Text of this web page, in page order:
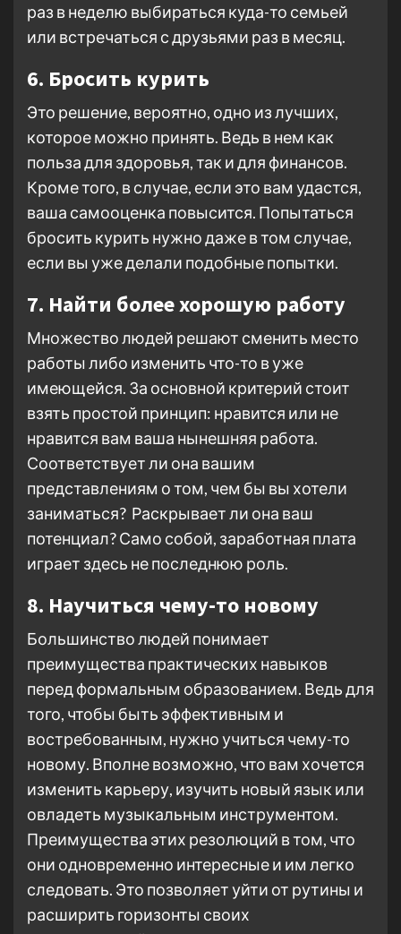
раз в неделю выбираться куда-то семьей
или встречаться с друзьями раз в месяц.
6. Бросить курить
Это решение, вероятно, одно из лучших,
которое можно принять. Ведь в нем как
польза для здоровья, так и для финансов.
Кроме того, в случае, если это вам удастся,
ваша самооценка повысится. Попытаться
бросить курить нужно даже в том случае,
если вы уже делали подобные попытки.
7. Найти более хорошую работу
Множество людей решают сменить место
работы либо изменить что-то в уже
имеющейся. За основной критерий стоит
взять простой принцип: нравится или не
нравится вам ваша нынешняя работа.
Соответствует ли она вашим
представлениям о том, чем бы вы хотели
заниматься? Раскрывает ли она ваш
потенциал? Само собой, заработная плата
играет здесь не последнюю роль.
8. Научиться чему-то новому
Большинство людей понимает
преимущества практических навыков
перед формальным образованием. Ведь для
того, чтобы быть эффективным и
востребованным, нужно учиться чему-то
новому. Вполне возможно, что вам хочется
изменить карьеру, изучить новый язык или
овладеть музыкальным инструментом.
Преимущества этих резолюций в том, что
они одновременно интересные и им легко
следовать. Это позволяет уйти от рутины и
расширить горизонты своих